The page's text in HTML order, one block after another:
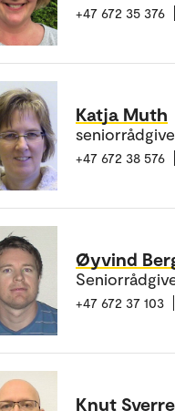
+47 672 35 376
Katja Muth
+47 672 38 576
Øyvind
+47 672 37 103
Knut